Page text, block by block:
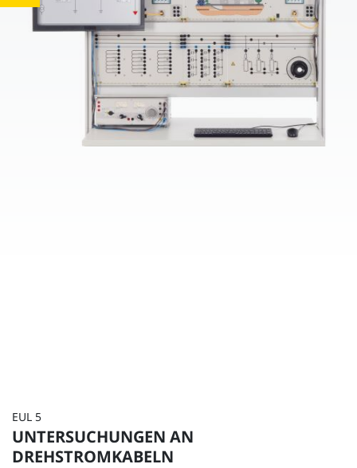
EUL 5
UNTERSUCHUNGEN AN
DREHSTROMKABELN